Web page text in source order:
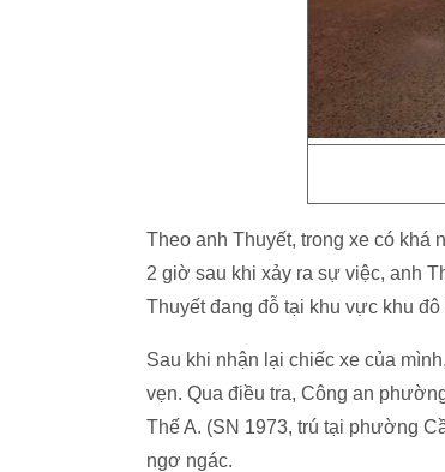
Theo anh Thuyết, trong xe có khá
2 giờ sau khi xảy ra sự việc, anh
Thuyết đang đỗ tại khu vực khu đô
Sau khi nhận lại chiếc xe của
vẹn. Qua điều tra, Công an
Thế A. (SN 1973, trú tại phường
ngơ ngác.